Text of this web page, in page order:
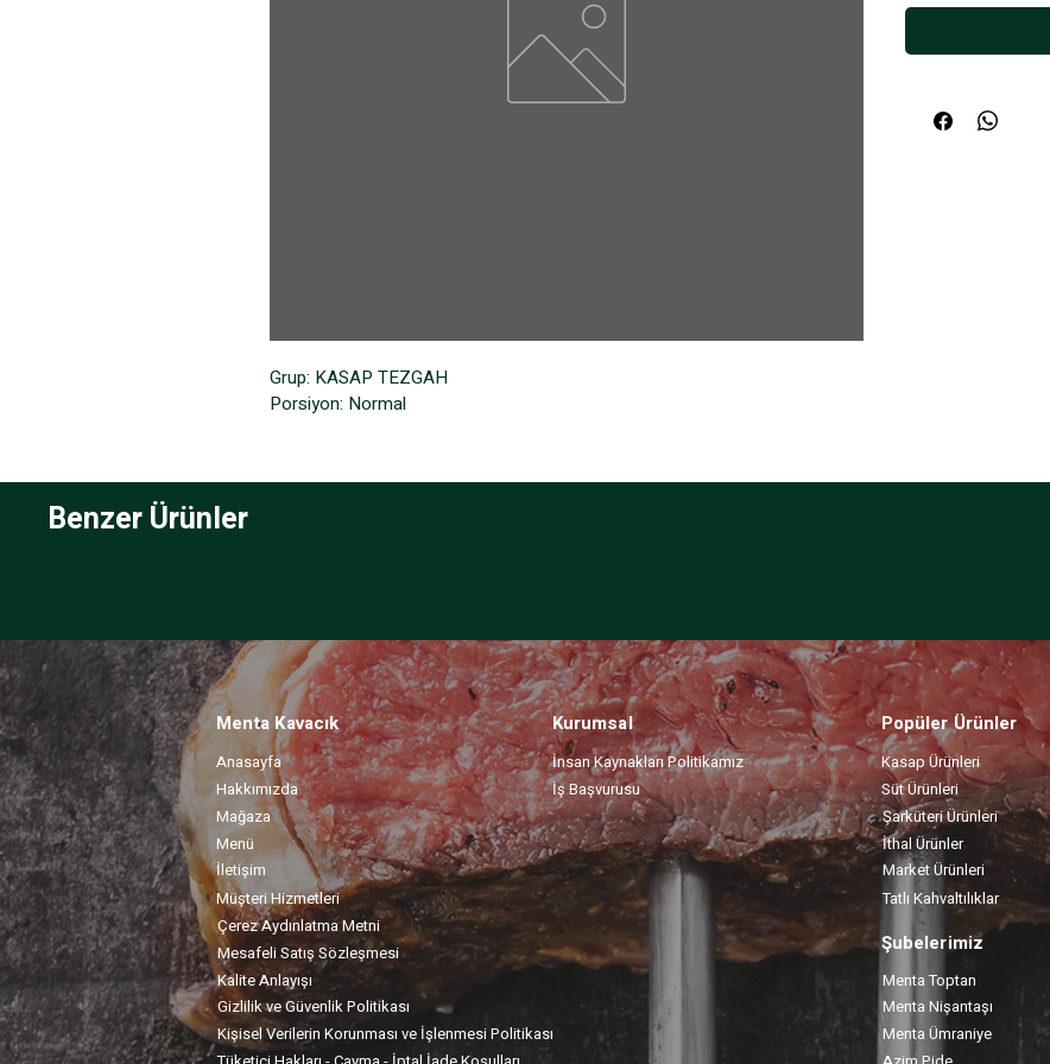
Grup: KASAP TEZGAH
Porsiyon: Normal
Benzer Ürünler
Menta Kavacık
Anasayfa
Hakkımızda
Kurumsal
İnsan Kaynakları Politikamız
İş Başvurusu
Mağaza
Menü
İletişim
Müşteri Hizmetleri
Çerez Aydınlatma Metni
Mesafeli Satış Sözleşmesi
Kalite Anlayışı
Gizlilik ve Güvenlik Politikası
Kişisel Verilerin Korunması ve İşlenmesi Politikası
Popüler Ürünler
Kasap Ürünleri
Süt Ürünleri
Şarküteri Ürünleri
İthal Ürünler
Market Ürünleri
Tatlı Kahvaltılıklar
Şubelerimiz
Menta Toptan
Menta Nişantaşı
Menta Ümraniye